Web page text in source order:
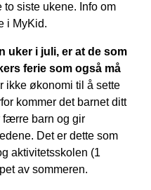
to siste ukene. Info om
i MyKid.
uker i juli, er at de som
ferie som også må
ikke økonomi til å sette
kommer det barnet ditt
færre barn og gir
Det er dette som
aktivitetsskolen (1
av sommeren.